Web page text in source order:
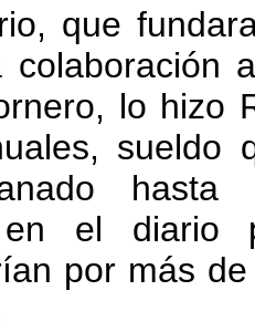
que
colaboración
lo hizo
sueldo
hasta
el diario
por más